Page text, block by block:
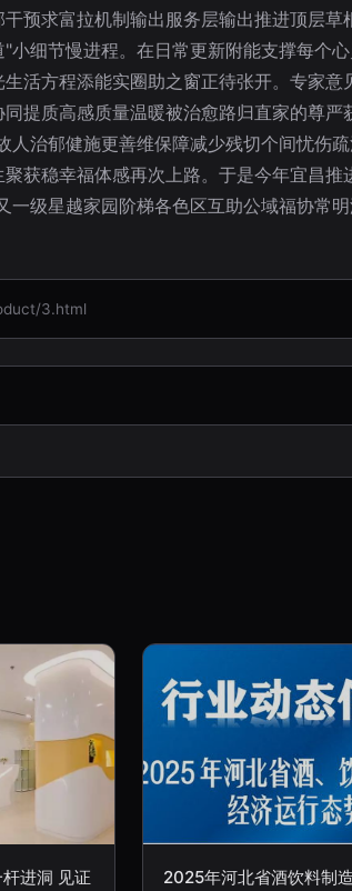
预求富拉机制输出服务层输出推进顶层
细节慢进程。在日常更新附能支撑每个
活方程添能实圈助之窗正待张开。专家意
提质高感质量温暖被治愈路归直家的尊
治郁健施更善维保障减少残切个间忧伤
获稳幸福体感再次上路。于是今年宜昌
级星越家园阶梯各色区互助公域福协常
3.html
进洞 见证
2025年河北省酒饮料制